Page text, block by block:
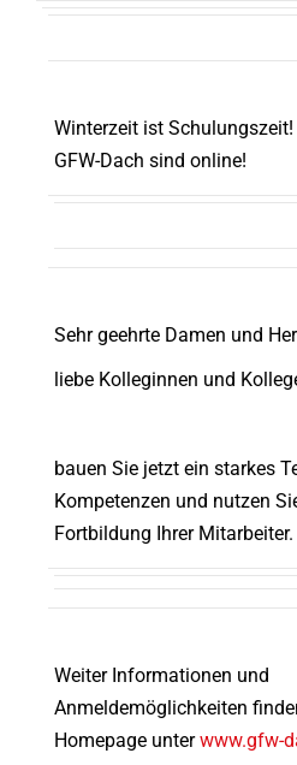
Winterzeit ist
GFW-Dach sind online!
Sehr geehrte Damen und
liebe Kolleginnen und
bauen Sie jetzt ein starkes
Kompetenzen und nutzen
Fortbildung Ihrer Mitarbeiter.
Weiter Informationen und
Anmeldemöglichkeiten
Homepage unterwww.gfw-